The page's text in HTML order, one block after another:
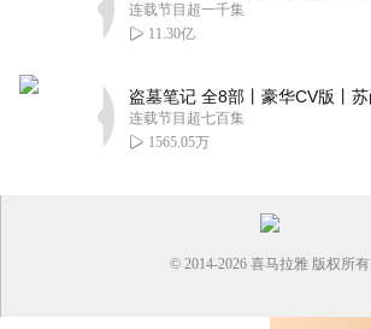
连载节目超一千集
11.30亿
连载节目超七百集
1565.05万
© 2014-2026 喜马拉雅 版权所有